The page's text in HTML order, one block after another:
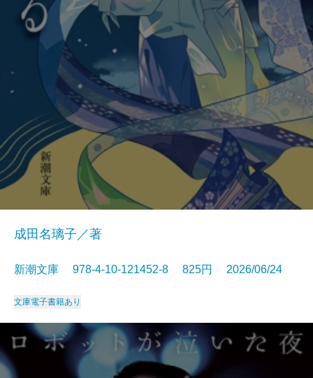
成田名璃子／著
新潮文庫 978-4-10-121452-8 825円 2026/06/24
文庫電子書籍あり